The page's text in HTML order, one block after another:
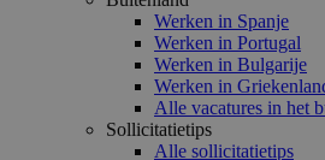
Werken in Spanje
Werken in Portugal
Werken in Bulgarije
Werken in
Alle vacatures in het
Sollicitatietips
Alle sollicitatietips